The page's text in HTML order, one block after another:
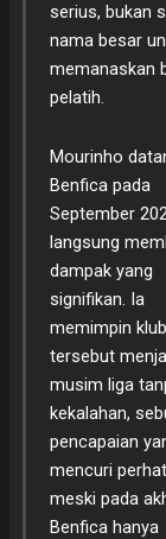
serius, bukan
nama besar
memanaskan
pelatih.
Mourinho
Benfica pada
September
langsung
dampak yang
signifikan. Ia
memimpin klub
tersebut
musim liga
kekalahan,
pencapaian
mencuri
meski pada
Benfica hanya